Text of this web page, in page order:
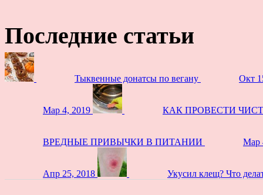
Последние статьи
Тыквенные донатсы по вегану Окт
Мар 4, 2019 КАК ПРОВЕСТИ
ВРЕДНЫЕ ПРИВЫЧКИ В ПИТАНИИ Мар
Апр 25, 2018 Укусил клещ? Что